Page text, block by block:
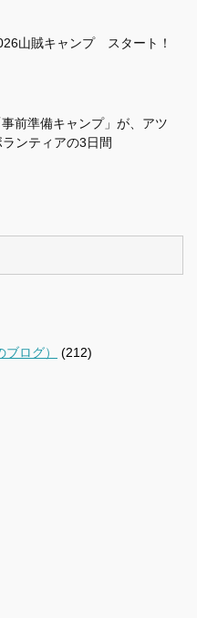
山賊キャンプ スタート！
事前準備キャンプ」が、アツ
ンティアの3日間
ログ）
(212)